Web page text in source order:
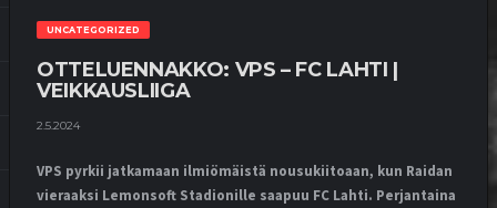
UNCATEGORIZED
OTTELUENNAKKO: VPS – FC LAHTI |
VEIKKAUSLIIGA
2.5.2024
VPS pyrkii jatkamaan ilmiömäistä nousukiitoaan, kun Raidan
vieraaksi Lemonsoft Stadionille saapuu FC Lahti. Perjantaina